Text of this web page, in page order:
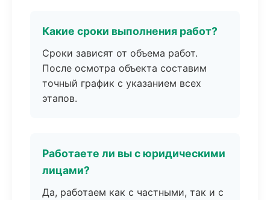
Какие сроки выполнения работ?
Сроки зависят от объема работ.
После осмотра объекта составим
точный график с указанием всех
этапов.
Работаете ли вы с юридическими
лицами?
Да, работаем как с частными, так и с